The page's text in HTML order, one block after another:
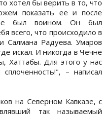
хотел бы верить в то, что
показать ее и после
был воином. Он был
всего, что происходило в
Радуева. Умаров
искал. И никогда в Чечне
Хаттабы. Для этого у нас
– написал
на Северном Кавказе, с
так называемый